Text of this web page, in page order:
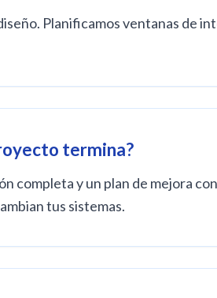
Planificamos ventanas de
termina?
completa y un plan de mejora
tus sistemas.